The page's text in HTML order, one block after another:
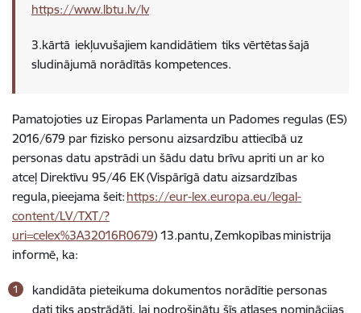
https://www.lbtu.lv/lv
3.kārtā iekļuvušajiem kandidātiem tiks vērtētas šajā
sludinājumā norādītās kompetences.
Pamatojoties uz Eiropas Parlamenta un Padomes regulas (ES)
2016/679 par fizisko personu aizsardzību attiecībā uz
personas datu apstrādi un šādu datu brīvu apriti un ar ko
atceļ Direktīvu 95/46 EK (Vispārīgā datu aizsardzības
regula, pieejama šeit: https://eur-lex.europa.eu/legal-
content/LV/TXT/?
uri=celex%3A32016R0679) 13.pantu, Zemkopības ministrija
informē, ka:
kandidāta pieteikuma dokumentos norādītie personas
dati tiks apstrādāti, lai nodrošinātu šīs atlases nominācijas